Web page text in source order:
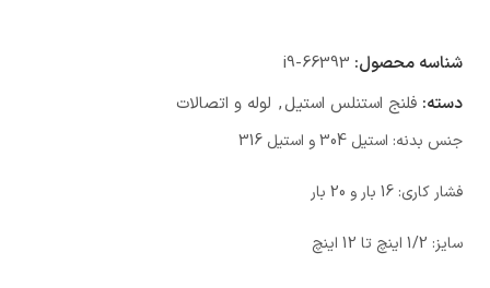
شناسه محصول: i9-66393
دسته: فلنج استنلس استیل, لوله و اتصالات
جنس بدنه: استیل 304 و استیل 316
فشار کاری: 16 بار و 20 بار
سایز: 1/2 اینچ تا 12 اینچ